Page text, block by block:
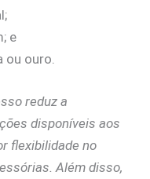
e
ou ouro.
reduz a
disponíveis aos
flexibilidade no
Além disso,